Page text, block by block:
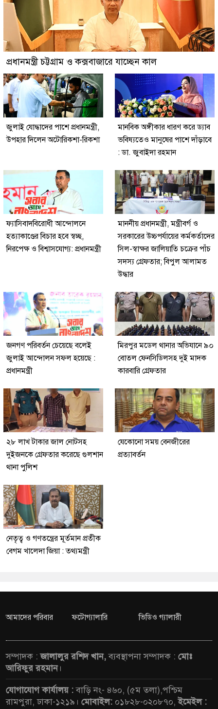
প্রধানমন্ত্রী চট্টগ্রাম ও কক্সবাজারে যাচ্ছেন কাল
জুলাই যোদ্ধাদের পাশে প্রধানমন্ত্রী,
উপহার দিলেন অটোরিকশা-রিকশা
মানবিক অঙ্গীকার ধারণ করে ড্যাব
ভবিষ্যতেও মানুষের পাশে দাঁড়াবে
: ডা. জুবাইদা রহমান
ফ্যাসিবাদবিরোধী আন্দোলনে
হত্যাকাণ্ডের বিচার হবে স্বচ্ছ,
নিরপেক্ষ ও বিশ্বাসযোগ্য: প্রধানমন্ত্রী
মাননীয় প্রধানমন্ত্রী, মন্ত্রীবর্গ ও
সরকারের উচ্চপর্যায়ের কর্মকর্তাদের
সিল-স্বাক্ষর জালিয়াতি চক্রের পাঁচ
সদস্য গ্রেফতার; বিপুল আলামত
উদ্ধার
জনগণ পরিবর্তন চেয়েছে বলেই
জুলাই আন্দোলন সফল হয়েছে :
প্রধানমন্ত্রী
মিরপুর মডেল থানার অভিযানে ৯০
বোতল ফেনসিডিলসহ দুই মাদক
কারবারি গ্রেফতার
২৮ লাখ টাকার জাল নোটসহ
দুইজনকে গ্রেফতার করেছে গুলশান
থানা পুলিশ
যেকোনো সময় বেনজীরের
প্রত্যাবর্তন
নেতৃত্ব ও গণতন্ত্রের মূর্তমান প্রতীক
বেগম খালেদা জিয়া : তথ্যমন্ত্রী
আমাদের পরিবার ফটোগ্যালারি ভিডিও গ্যালারী
সম্পাদক :জালালুর রশিদ খান,ব্যবস্থাপনা সম্পাদক : মোঃ
আরিফুর রহমান।
যোগাযোগ কার্যালয় :বাড়ি নং- ৪৬০, (৫ম তলা),পশ্চিম
রামপুরা, ঢাকা-১২১৯। মোবাইল: ০১৮২৮-০২০৮৭০,ইমেইল :